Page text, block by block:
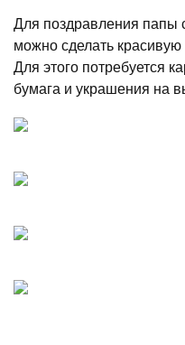
Для поздравления папы
можно сделать
Для этого потребуется
бумага и украшения на